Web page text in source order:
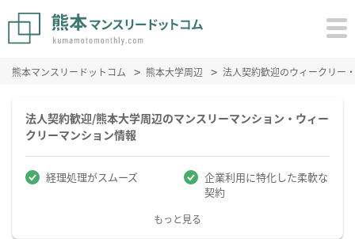
熊本マンスリードットコム 熊本大学周辺 法人契約歓迎のウィークリー
法人契約歓迎/熊本大学周辺のマンスリーマンション・ウィー
クリーマンション情報
経理処理がスムーズ
企業利用に特化した柔軟な
契約
もっと見る